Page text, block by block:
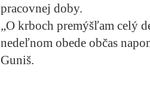
pracovnej doby.
„O krboch premýšľam celý
nedeľnom obede občas
Guniš.